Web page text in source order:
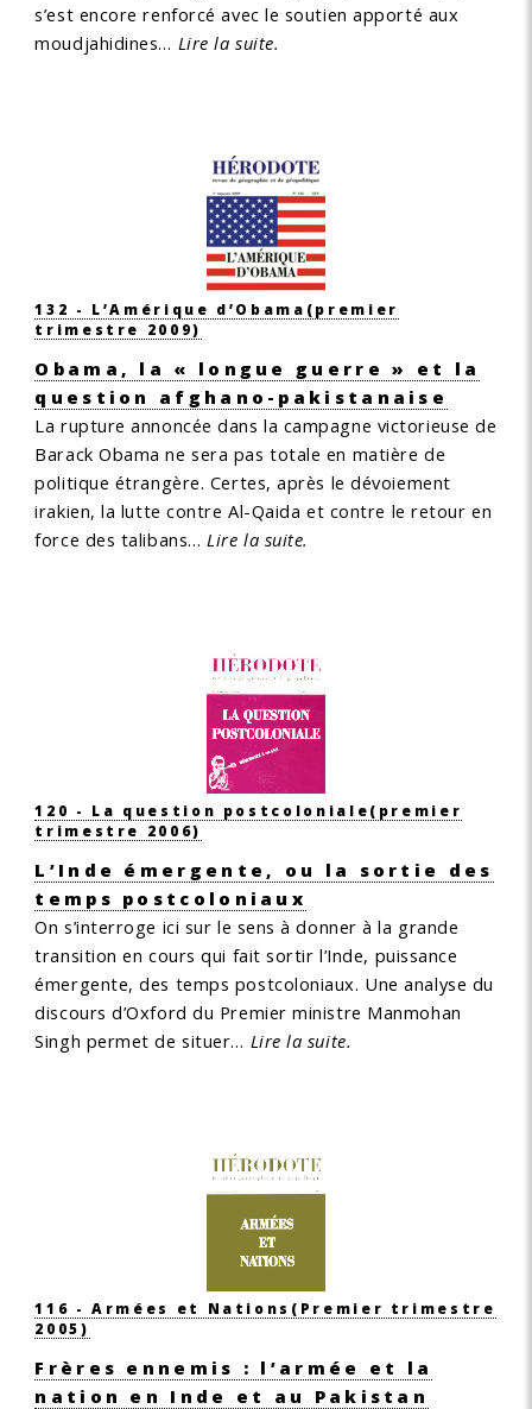
s’est encore renforcé avec le soutien apporté aux
moudjahidines… Lire la suite.
132 - L’Amérique d’Obama (premier
trimestre 2009)
Obama, la « longue guerre » et la
question afghano-pakistanaise
La rupture annoncée dans la campagne victorieuse de
Barack Obama ne sera pas totale en matière de
politique étrangère. Certes, après le dévoiement
irakien, la lutte contre Al-Qaida et contre le retour en
force des talibans…Lire la suite.
120 - La question postcoloniale(premier
trimestre 2006)
L’Inde émergente, ou la sortie des
temps postcoloniaux
On s’interroge ici sur le sens à donner à la grande
transition en cours qui fait sortir l’Inde, puissance
émergente, des temps postcoloniaux. Une analyse du
discours d’Oxford du Premier ministre Manmohan
Singh permet de situer… Lire la suite.
116 - Armées et Nations (Premier trimestre
2005)
Frères ennemis : l’armée et la
nation en Inde et au Pakistan